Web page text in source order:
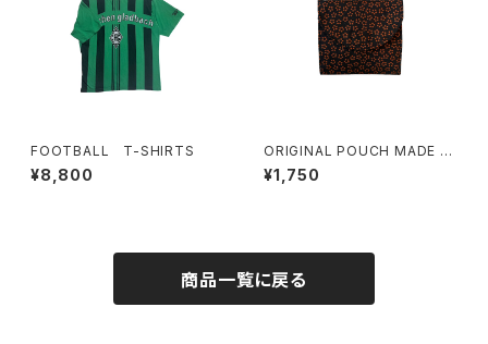
FOOTBALL T-SHIRTS
¥8,800
ORIGINAL POUCH MADE F
ROM FINNISH FABRIC(DAR
K FLOWER)
¥1,750
商品一覧に戻る